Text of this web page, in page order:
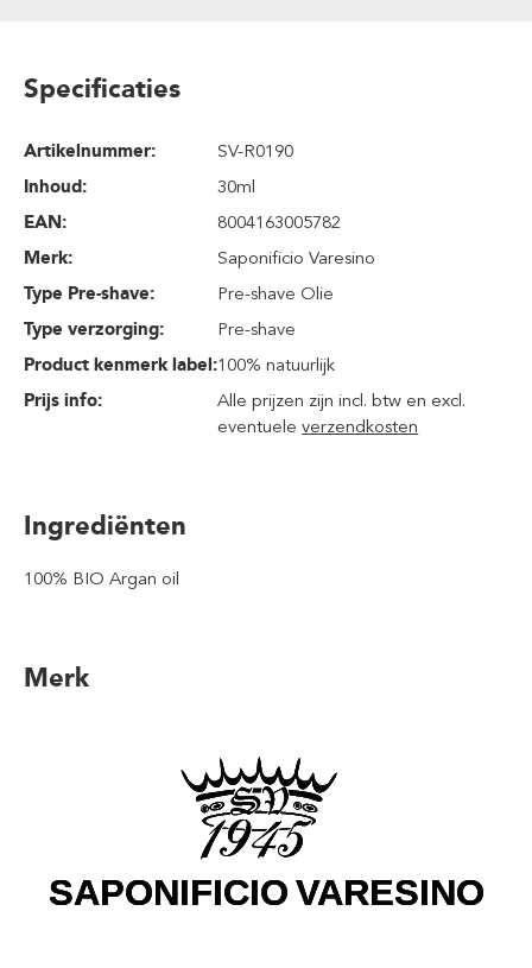
Specificaties
Artikelnummer:
SV-R0190
Inhoud:
30ml
EAN:
8004163005782
Merk:
Saponificio Varesino
Type Pre-shave:
Pre-shave Olie
Type verzorging:
Pre-shave
Product kenmerk label:100% natuurlijk
Prijs info:
Alle prijzen zijn incl. btw en excl.
eventueleverzendkosten
Ingrediënten
100% BIO Argan oil
Merk